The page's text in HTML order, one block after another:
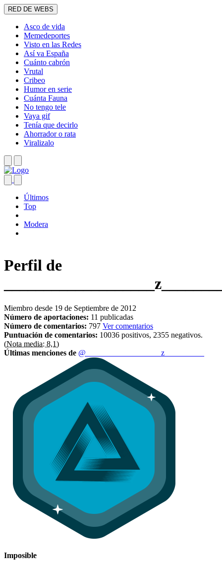
RED DE WEBS
Asco de vida
Memedeportes
Visto en las Redes
Así va España
Cuánto cabrón
Vrutal
Cribeo
Humor en serie
Cuánta Fauna
No tengo tele
Vaya gif
Tenía que decirlo
Ahorrador o rata
Viralizalo
Últimos
Top
Modera
Perfil de
Miembro desde 19 de Septiembre de 2012
Número de aportaciones: 11 publicadas
Número de comentarios: 797 Ver comentarios
Puntuación de comentarios: 10036 positivos, 2355 negativos.
(Nota media: 8,1)
Últimas menciones de @___________________z__________
Imposible